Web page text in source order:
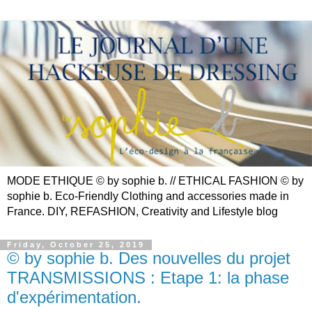
MODE ETHIQUE © by sophie b. // ETHICAL FASHION © by
sophie b. Eco-Friendly Clothing and accessories made in
France. DIY, REFASHION, Creativity and Lifestyle blog
Friday, October 25, 2019
© by sophie b. Des nouvelles du projet
TRANSMISSIONS : Etape 1: la phase
d'expérimentation.